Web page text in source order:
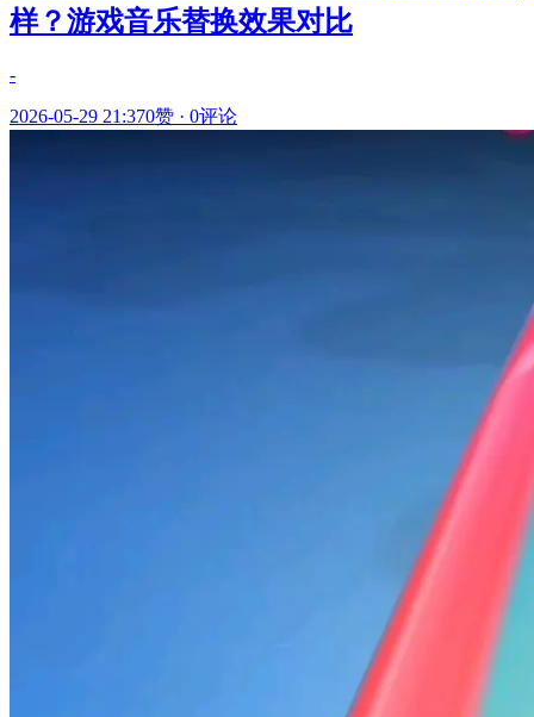
样？游戏音乐替换效果对比
-
2026-05-29 21:370赞 · 0评论